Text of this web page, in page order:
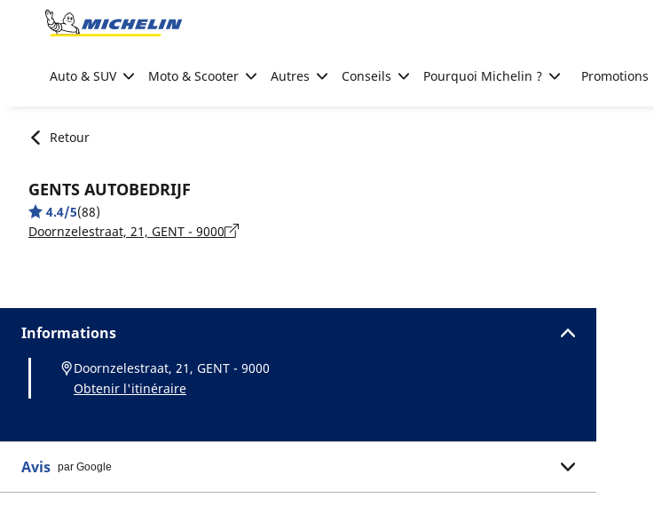
Go to page content
Auto & SUV Moto & Scooter Autres Conseils Pourquoi Michelin ? Promotions
Retour
GENTS AUTOBEDRIJF
4.4/5(88)
Doornzelestraat, 21, GENT - 9000
Informations
Doornzelestraat, 21, GENT - 9000
Obtenir l'itinéraire
Avis par Google